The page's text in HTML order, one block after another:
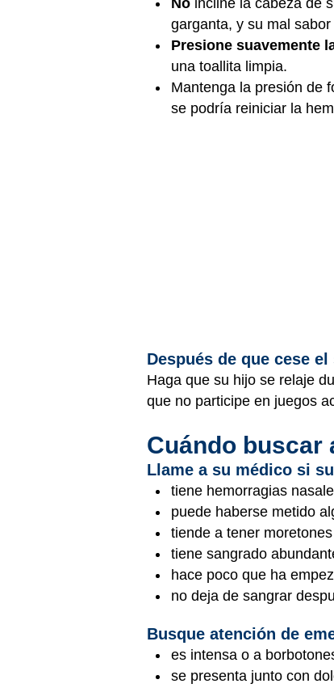
No incline la cabeza de
garganta, y su mal
Presione suavemente
una toallita limpia.
Mantenga la presión de
se podría reiniciar la
Después de que cese
Haga que su hijo se relaje
que no participe en juegos
Cuándo buscar
Llame a su médico si
tiene hemorragias
puede haberse metido
tiende a tener
tiene sangrado
hace poco que ha
no deja de sangrar
Busque atención de
es intensa o a
se presenta junto con